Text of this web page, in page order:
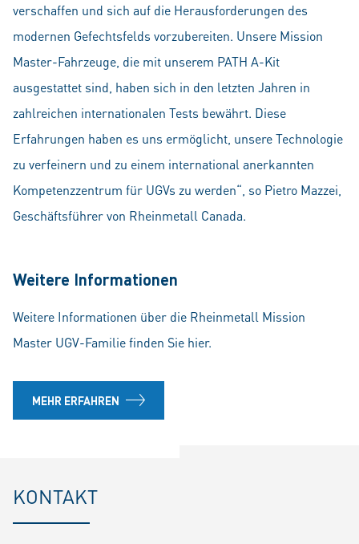
verschaffen und sich auf die Herausforderungen des
modernen Gefechtsfelds vorzubereiten. Unsere Mission
Master-Fahrzeuge, die mit unserem PATH A-Kit
ausgestattet sind, haben sich in den letzten Jahren in
zahlreichen internationalen Tests bewährt. Diese
Erfahrungen haben es uns ermöglicht, unsere Technologie
zu verfeinern und zu einem international anerkannten
Kompetenzzentrum für UGVs zu werden“, so Pietro Mazzei,
Geschäftsführer von Rheinmetall Canada.
Weitere Informationen
Weitere Informationen über die Rheinmetall Mission
Master UGV-Familie finden Sie hier.
MEHR ERFAHREN
KONTAKT